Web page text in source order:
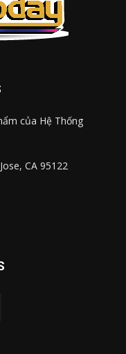
của Hệ Thống
CA 95122